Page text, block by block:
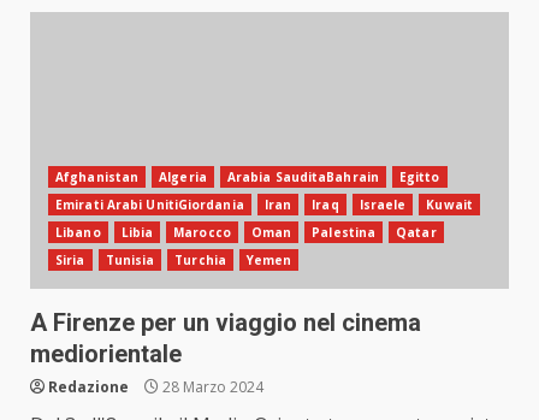
Afghanistan Algeria Arabia SauditaBahrain
Egitto
Emirati Arabi UnitiGiordania
Iran Iraq Israele
Kuwait
Libano
Libia Marocco Oman Palestina
Qatar
Siria
Tunisia Turchia Yemen
A Firenze per un viaggio nel cinema
mediorientale
Redazione 28 Marzo 2024